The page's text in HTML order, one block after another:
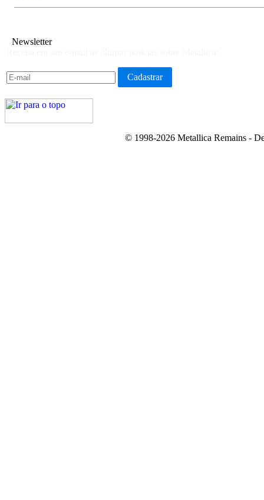
Newsletter
© 1998-2026 Metallica Remains -